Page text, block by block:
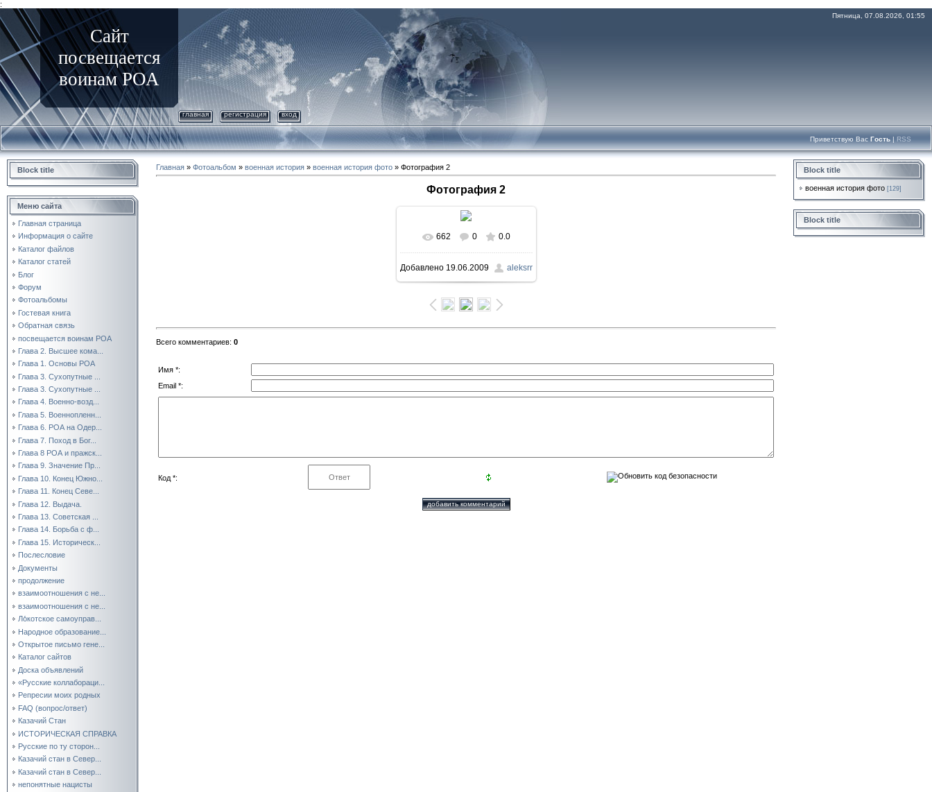
:
Сайт
посвещается
воинам РОА
Пятница, 07.08.2026, 01:55
главная регистрация вход
Приветствую Вас Гость | RSS
Block title
Меню сайта
Главная страница
Информация о сайте
Каталог файлов
Каталог статей
Блог
Форум
Фотоальбомы
Гостевая книга
Обратная связь
посвещается воинам РОА
Глава 2. Высшее кома...
Глава 1. Основы РОА
Глава 3. Сухопутные ...
Глава 3. Сухопутные ...
Глава 4. Военно-возд...
Глава 5. Военнопленн...
Глава 6. РОА на Одер...
Глава 7. Поход в Бог...
Глава 8 РОА и пражск...
Глава 9. Значение Пр...
Глава 10. Конец Южно...
Глава 11. Конец Севе...
Глава 12. Выдача.
Глава 13. Советская ...
Глава 14. Борьба с ф...
Глава 15. Историческ...
Послесловие
Документы
продолжение
взаимоотношения с не...
взаимоотношения с не...
Ло́котское самоуправ...
Народное образование...
Открытое письмо гене...
Каталог сайтов
Доска объявлений
«Русские коллабораци...
Репресии моих родных
FAQ (вопрос/ответ)
Казачий Стан
ИСТОРИЧЕСКАЯ СПРАВКА
Русские по ту сторон...
Казачий стан в Север...
Казачий стан в Север...
непонятные нацисты
Главная » Фотоальбом » военная история » военная история фото » Фотография 2
Фотография 2
В реальном размере
352x529/ 46.1Kb
662 0 0.0
Добавлено19.06.2009 aleksrr
Всего комментариев: 0
Имя *:
Email *:
Код *:
Block title
военная история фото [129]
Block title